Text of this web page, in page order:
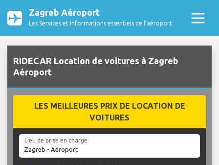
Zagreb Aéroport
Les Services et Informations essentiels de l’aéroport
RIDECAR Location de voitures à Zagreb
Aéroport
LES MEILLEURES PRIX DE LOCATION DE
VOITURES
Lieu de prise en charge